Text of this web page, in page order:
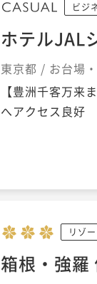
ビジ
ホテルJAL
東京都 / お台場
【豊洲千客万来
へアクセス良好
リゾー
箱根・強羅